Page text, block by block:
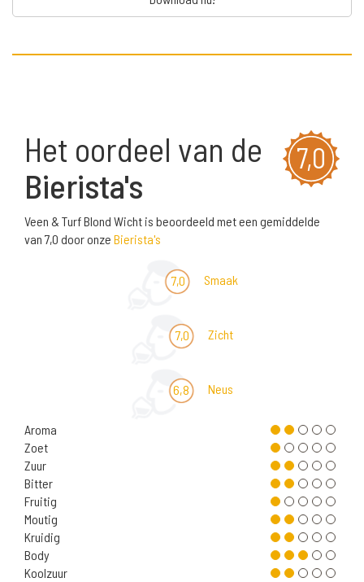
7,0
Het oordeel van de
Bierista's
Veen & Turf Blond Wicht is beoordeeld met een gemiddelde
van 7,0 door onze Bierista's
7,0 Smaak
7,0 Zicht
6,8 Neus
Aroma
Zoet
Zuur
Bitter
Fruitig
Moutig
Kruidig
Body
Koolzuur